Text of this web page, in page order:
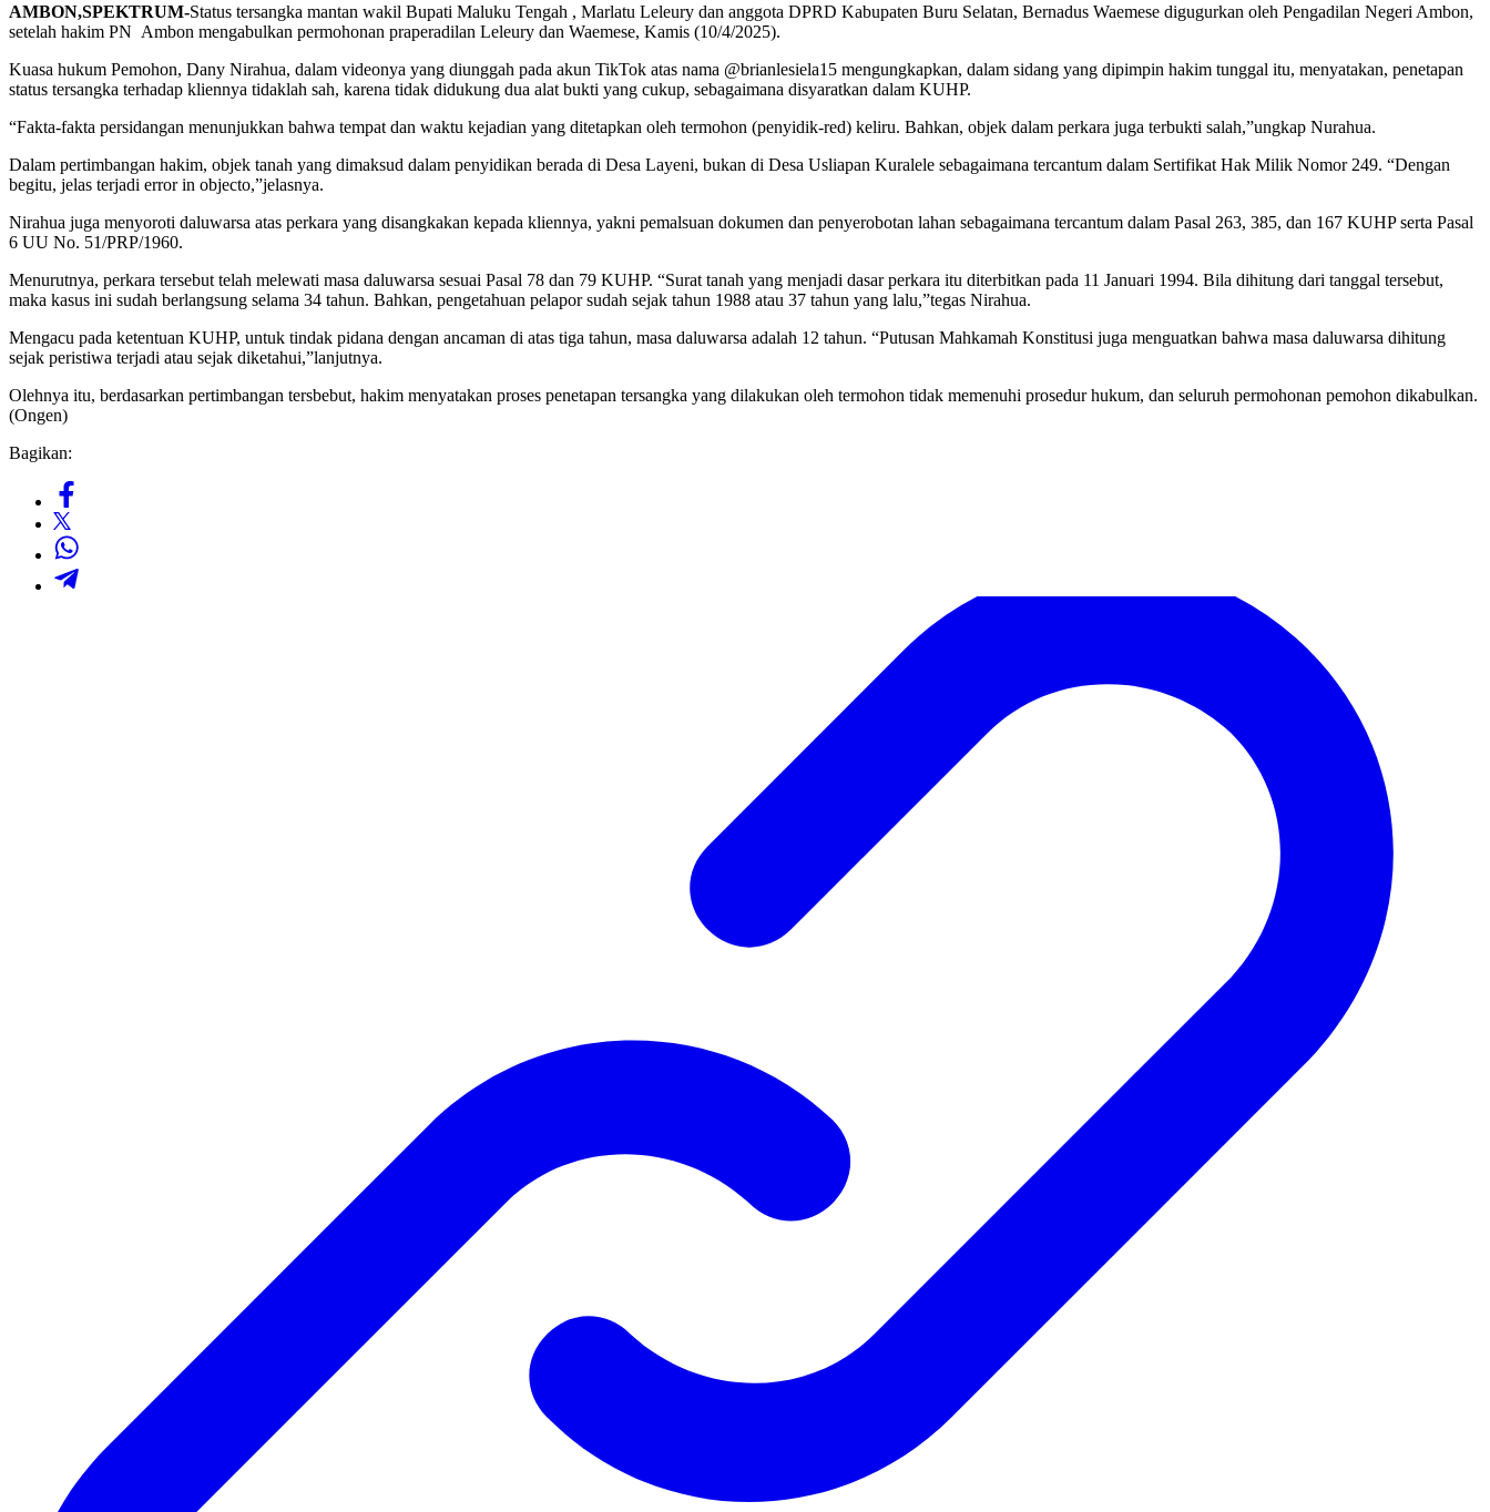
AMBON,SPEKTRUM-Status tersangka mantan wakil Bupati Maluku Tengah , Marlatu Leleury dan anggota DPRD Kabupaten Buru Selatan, Bernadus Waemese digugurkan oleh Pengadilan Negeri Ambon,
setelah hakim PN Ambon mengabulkan permohonan praperadilan Leleury dan Waemese, Kamis (10/4/2025).
Kuasa hukum Pemohon, Dany Nirahua, dalam videonya yang diunggah pada akun TikTok atas nama @brianlesiela15 mengungkapkan, dalam sidang yang dipimpin hakim tunggal itu, menyatakan, penetapan
status tersangka terhadap kliennya tidaklah sah, karena tidak didukung dua alat bukti yang cukup, sebagaimana disyaratkan dalam KUHP.
“Fakta-fakta persidangan menunjukkan bahwa tempat dan waktu kejadian yang ditetapkan oleh termohon (penyidik-red) keliru. Bahkan, objek dalam perkara juga terbukti salah,”ungkap Nurahua.
Dalam pertimbangan hakim, objek tanah yang dimaksud dalam penyidikan berada di Desa Layeni, bukan di Desa Usliapan Kuralele sebagaimana tercantum dalam Sertifikat Hak Milik Nomor 249. “Dengan
begitu, jelas terjadi error in objecto,”jelasnya.
Nirahua juga menyoroti daluwarsa atas perkara yang disangkakan kepada kliennya, yakni pemalsuan dokumen dan penyerobotan lahan sebagaimana tercantum dalam Pasal 263, 385, dan 167 KUHP serta Pasal
6 UU No. 51/PRP/1960.
Menurutnya, perkara tersebut telah melewati masa daluwarsa sesuai Pasal 78 dan 79 KUHP. “Surat tanah yang menjadi dasar perkara itu diterbitkan pada 11 Januari 1994. Bila dihitung dari tanggal tersebut,
maka kasus ini sudah berlangsung selama 34 tahun. Bahkan, pengetahuan pelapor sudah sejak tahun 1988 atau 37 tahun yang lalu,”tegas Nirahua.
Mengacu pada ketentuan KUHP, untuk tindak pidana dengan ancaman di atas tiga tahun, masa daluwarsa adalah 12 tahun. “Putusan Mahkamah Konstitusi juga menguatkan bahwa masa daluwarsa dihitung
sejak peristiwa terjadi atau sejak diketahui,”lanjutnya.
Olehnya itu, berdasarkan pertimbangan tersbebut, hakim menyatakan proses penetapan tersangka yang dilakukan oleh termohon tidak memenuhi prosedur hukum, dan seluruh permohonan pemohon dikabulkan.
(Ongen)
Bagikan: